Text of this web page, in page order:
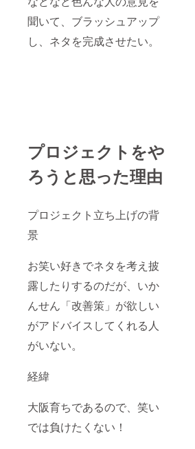
聞いて、ブラッシュアップ
し、ネタを完成させたい。
プロジェクトをや
ろうと思った理由
プロジェクト立ち上げの背
景
お笑い好きでネタを考え披
露したりするのだが、いか
んせん「改善策」が欲しい
がアドバイスしてくれる人
がいない。
経緯
大阪育ちであるので、笑い
では負けたくない！